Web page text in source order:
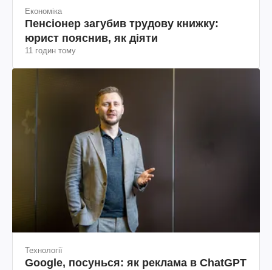
Економіка
Пенсіонер загубив трудову книжку:
юрист пояснив, як діяти
11 годин тому
Технології
Google, посунься: як реклама в ChatGPT